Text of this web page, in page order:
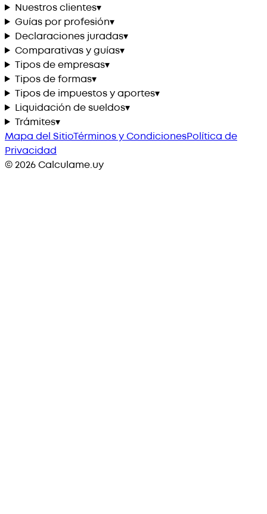
Nuestros clientes▾
Guías por profesión▾
Declaraciones juradas▾
Comparativas y guías▾
Tipos de empresas▾
Tipos de formas▾
Tipos de impuestos y aportes▾
Liquidación de sueldos▾
Trámites▾
Mapa del SitioTérminos y CondicionesPolítica de
Privacidad
©2026Calculame.uy